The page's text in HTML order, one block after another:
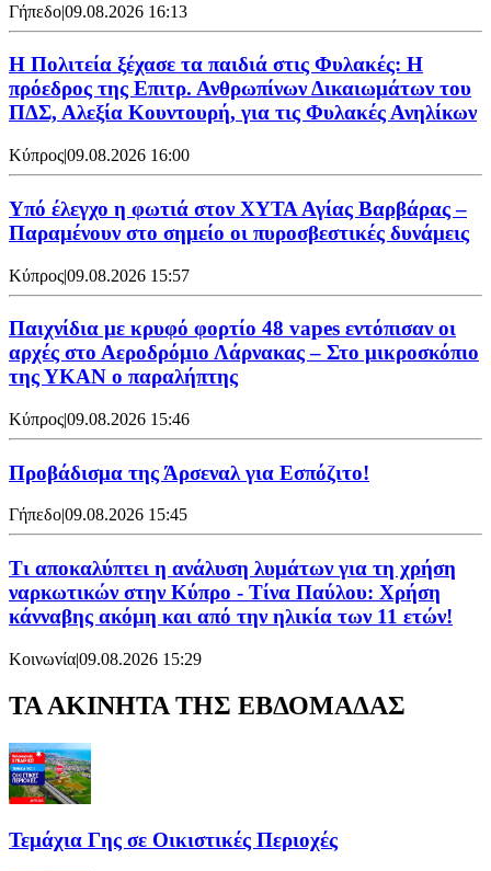
Γήπεδο|09.08.2026 16:13
Η Πολιτεία ξέχασε τα παιδιά στις Φυλακές: Η
πρόεδρος της Επιτρ. Ανθρωπίνων Δικαιωμάτων του
ΠΔΣ, Αλεξία Κουντουρή, για τις Φυλακές Ανηλίκων
Κύπρος|09.08.2026 16:00
Υπό έλεγχο η φωτιά στον ΧΥΤΑ Αγίας Βαρβάρας –
Παραμένουν στο σημείο οι πυροσβεστικές δυνάμεις
Κύπρος|09.08.2026 15:57
Παιχνίδια με κρυφό φορτίο 48 vapes εντόπισαν οι
αρχές στο Αεροδρόμιο Λάρνακας – Στο μικροσκόπιο
της ΥΚΑΝ ο παραλήπτης
Κύπρος|09.08.2026 15:46
Προβάδισμα της Άρσεναλ για Εσπόζιτο!
Γήπεδο|09.08.2026 15:45
Τι αποκαλύπτει η ανάλυση λυμάτων για τη χρήση
ναρκωτικών στην Κύπρο - Τίνα Παύλου: Χρήση
κάνναβης ακόμη και από την ηλικία των 11 ετών!
Κοινωνία|09.08.2026 15:29
ΤΑ ΑΚΙΝΗΤΑ ΤΗΣ ΕΒΔΟΜΑΔΑΣ
Τεμάχια Γης σε Οικιστικές Περιοχές